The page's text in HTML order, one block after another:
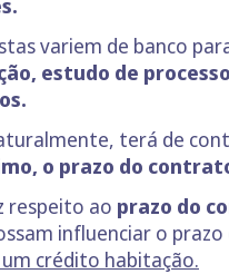
variem de banco
estudo de
terá de
o prazo do
respeito ao prazo do
influenciar o
crédito habitação.